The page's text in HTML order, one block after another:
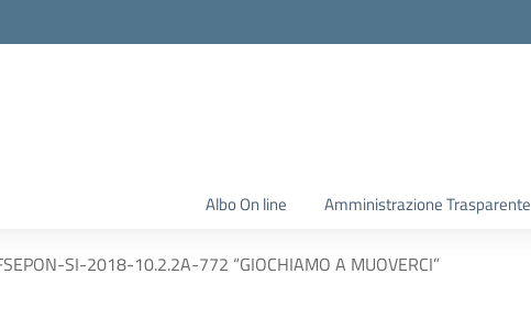
Albo On line Amministrazione Trasparente
SI-2018-10.2.2A-772 “GIOCHIAMO A MUOVERCI”